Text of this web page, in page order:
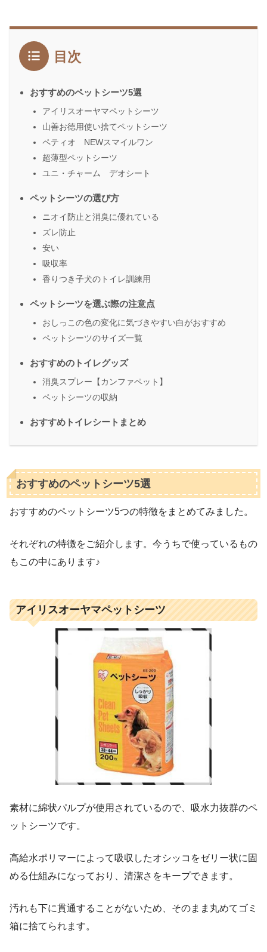
目次
おすすめのペットシーツ5選
アイリスオーヤマペットシーツ
山善お徳用使い捨てペットシーツ
ペティオ NEWスマイルワン
超薄型ペットシーツ
ユニ・チャーム デオシート
ペットシーツの選び方
ニオイ防止と消臭に優れている
ズレ防止
安い
吸収率
香りつき子犬のトイレ訓練用
ペットシーツを選ぶ際の注意点
おしっこの色の変化に気づきやすい白がおすすめ
ペットシーツのサイズ一覧
おすすめのトイレグッズ
消臭スプレー【カンファペット】
ペットシーツの収納
おすすめトイレシートまとめ
おすすめのペットシーツ5選
おすすめのペットシーツ5つの特徴をまとめてみました。
それぞれの特徴をご紹介します。今うちで使っているもの
もこの中にあります♪
アイリスオーヤマペットシーツ
素材に綿状パルプが使用されているので、吸水力抜群のペ
ットシーツです。
高給水ポリマーによって吸収したオシッコをゼリー状に固
める仕組みになっており、清潔さをキープできます。
汚れも下に貫通することがないため、そのまま丸めてゴミ
箱に捨てられます。